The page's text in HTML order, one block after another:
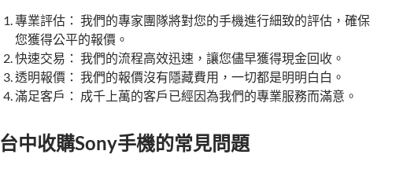
專業評估： 我們的專家團隊將對您的手機進行細致的評估，確保
您獲得公平的報價。
快速交易： 我們的流程高效迅速，讓您儘早獲得現金回收。
透明報價： 我們的報價沒有隱藏費用，一切都是明明白白。
滿足客戶： 成千上萬的客戶已經因為我們的專業服務而滿意。
台中收購Sony手機的常見問題